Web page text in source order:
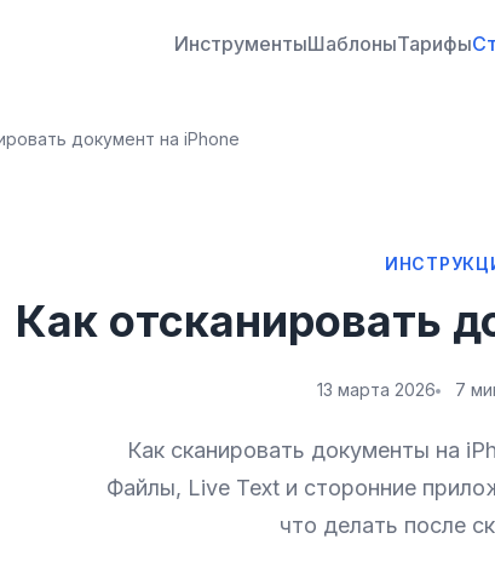
ИнструментыШаблоныТарифы
документ на iPhone
Как отсканировать
13 марта 2026 7
Как сканировать документы на
Файлы, Live Text и сторонние
что делать после